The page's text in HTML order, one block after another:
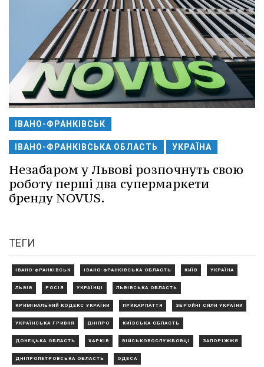
ІВАНО-ФРАНКІВСЬК
ІВАНО-ФРАНКІВСЬКА ОБЛАСТЬ УКРАЇНА
Незабаром у Львові розпочнуть свою
роботу перші два супермаркети
бренду NOVUS.
ТЕГИ
ІВАНО-ФРАНКІВСЬК ІВАНО-ФРАНКІВСЬКА ОБЛАСТЬ КИЇВ УКРАЇНА
ЛЬВІВ РОСІЯ УКРАЇНЦІ ЛЬВІВСЬКА ОБЛАСТЬ
КРИМІНАЛЬНИЙ КОДЕКС УКРАЇНИ ПРИКАРПАТТЯ ЗБРОЙНІ СИЛИ УКРАЇНИ
УКРАЇНСЬКА ГРИВНЯ ДНІПРО КИЇВСЬКА ОБЛАСТЬ
ДОНЕЦЬКА ОБЛАСТЬ ХАРКІВ ВІЙСЬКОВОСЛУЖБОВЦІ ЗАПОРІЖЖЯ
ДНІПРОПЕТРОВСЬКА ОБЛАСТЬ ОДЕСА